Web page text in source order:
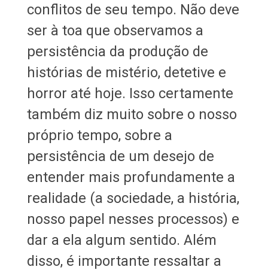
conflitos de seu tempo. Não deve
ser à toa que observamos a
persistência da produção de
histórias de mistério, detetive e
horror até hoje. Isso certamente
também diz muito sobre o nosso
próprio tempo, sobre a
persistência de um desejo de
entender mais profundamente a
realidade (a sociedade, a história,
nosso papel nesses processos) e
dar a ela algum sentido. Além
disso, é importante ressaltar a